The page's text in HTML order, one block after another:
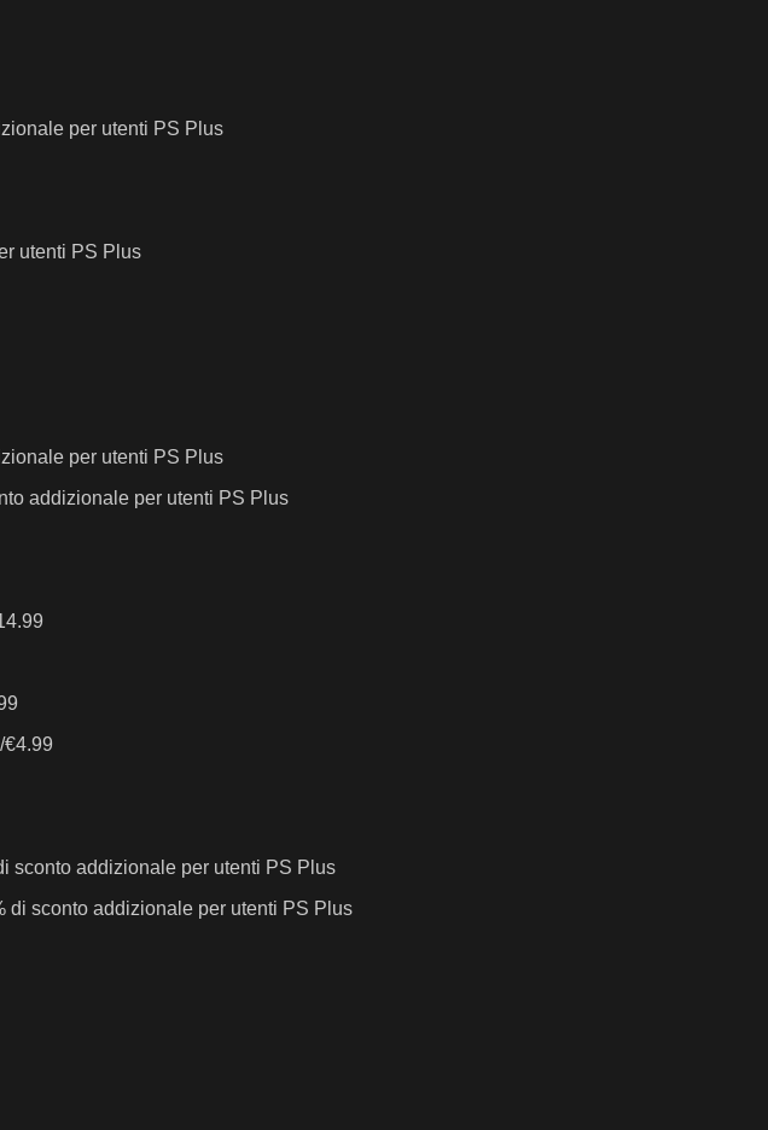
per utenti PS Plus
utenti PS Plus
per utenti PS Plus
addizionale per utenti PS Plus
sconto addizionale per utenti PS Plus
di sconto addizionale per utenti PS Plus